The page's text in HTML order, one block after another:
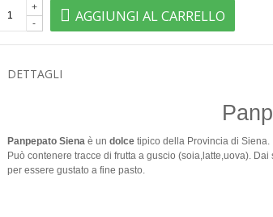
-
+ AGGIUNGI AL CARRELLO
DETTAGLI
Panpepato Siena è un dolcetipico della Provincia di Siena.
Può contenere tracce di frutta a guscio (soia,latte,uova). Dai
per essere gustato a fine pasto.